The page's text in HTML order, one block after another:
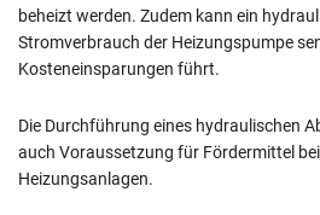
beheizt werden. Zudem kann ein
Stromverbrauch der Heizungspumpe
Kosteneinsparungen führt.
Die Durchführung eines hydraulischen
auch Voraussetzung für Fördermittel
Heizungsanlagen.